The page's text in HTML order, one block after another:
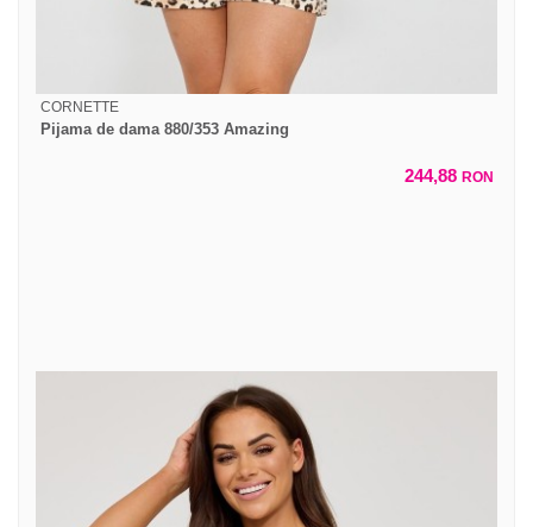
CORNETTE
Pijama de dama 880/353 Amazing
244,88 RON